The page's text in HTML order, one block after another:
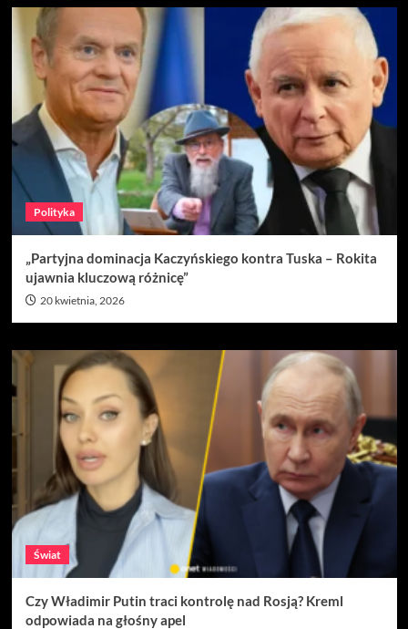
Polityka
„Partyjna dominacja Kaczyńskiego kontra Tuska – Rokita
ujawnia kluczową różnicę”
20 kwietnia, 2026
Świat
Czy Władimir Putin traci kontrolę nad Rosją? Kreml
odpowiada na głośny apel